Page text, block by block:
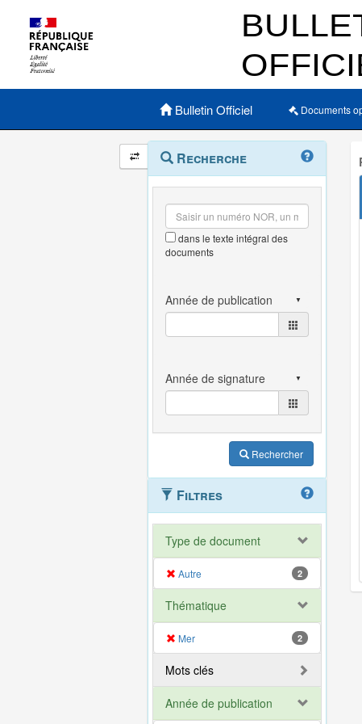
Menu principal
Bulletin Officiel Documents
Navigation
et
outils
annexes
Menu
contextuel
Recherche
dans le texte intégral des
documents
Rechercher
Filtres
Type de document
Autre 2
Thématique
Mer 2
Mots clés
Année de publication